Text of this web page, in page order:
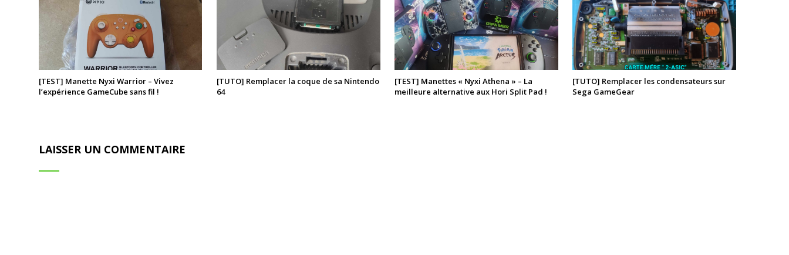
[TEST] Manette Nyxi Warrior – Vivez
l’expérience GameCube sans fil !
[TUTO] Remplacer la coque de sa Nintendo
64
[TEST] Manettes « Nyxi Athena » – La
meilleure alternative aux Hori Split Pad !
[TUTO] Remplacer les condensateurs sur
Sega GameGear
LAISSER UN COMMENTAIRE